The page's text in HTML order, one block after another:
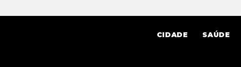
CIDADE SAÚDE